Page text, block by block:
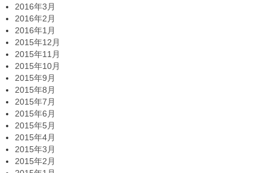
2016年3月
2016年2月
2016年1月
2015年12月
2015年11月
2015年10月
2015年9月
2015年8月
2015年7月
2015年6月
2015年5月
2015年4月
2015年3月
2015年2月